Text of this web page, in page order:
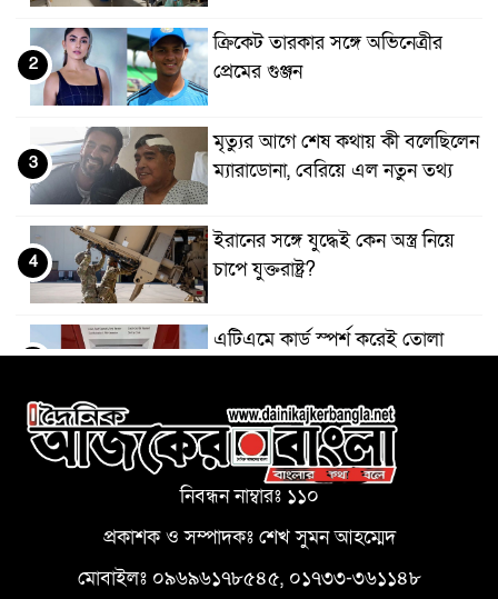
ক্রিকেট তারকার সঙ্গে অভিনেত্রীর
প্রেমের গুঞ্জন
2
মৃত্যুর আগে শেষ কথায় কী বলেছিলেন
ম্যারাডোনা, বেরিয়ে এল নতুন তথ্য
3
ইরানের সঙ্গে যুদ্ধেই কেন অস্ত্র নিয়ে
চাপে যুক্তরাষ্ট্র?
4
এটিএমে কার্ড স্পর্শ করেই তোলা
5
আমরা জাতির সঙ্গে কখনো বেইমানি
করব না: কর্নেল অলি
6
জ্বালানি উৎসের বৈচিত্র্য নিশ্চিতের
তাগিদ প্রধানমন্ত্রীর
নিবন্ধন নাম্বারঃ ১১০
প্রকাশক ও সম্পাদকঃ শেখ সুমন আহম্মেদ
মোবাইলঃ ০৯৬৯৬১৭৮৫৪৫, ০১৭৩৩-৩৬১১৪৮